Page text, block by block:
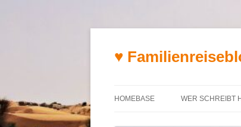
♥
HOMEBASE WER SCHREIBT